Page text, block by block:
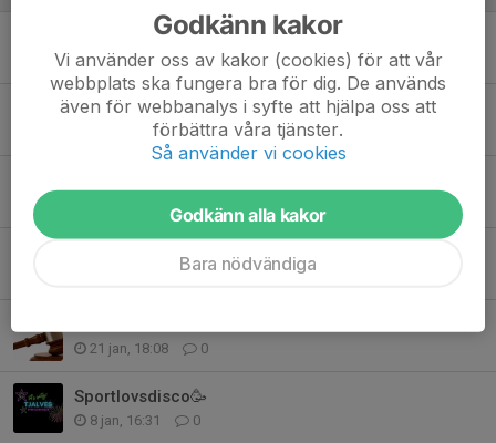
Tävlings- och träningskläder
10 mar, 09:52 1
Påminnelse - Årsmötet 25 mars
24 feb, 14:28 0
0
21 jan, 18:08 0
Sportlovsdisco🥳
8 jan, 16:31 0
Godkänn kakor
Vi använder oss av kakor (cookies) för att vår
webbplats ska fungera bra för dig. De används
även för webbanalys i syfte att hjälpa oss att
förbättra våra tjänster.
Så använder vi cookies
Godkänn alla kakor
Bara nödvändiga